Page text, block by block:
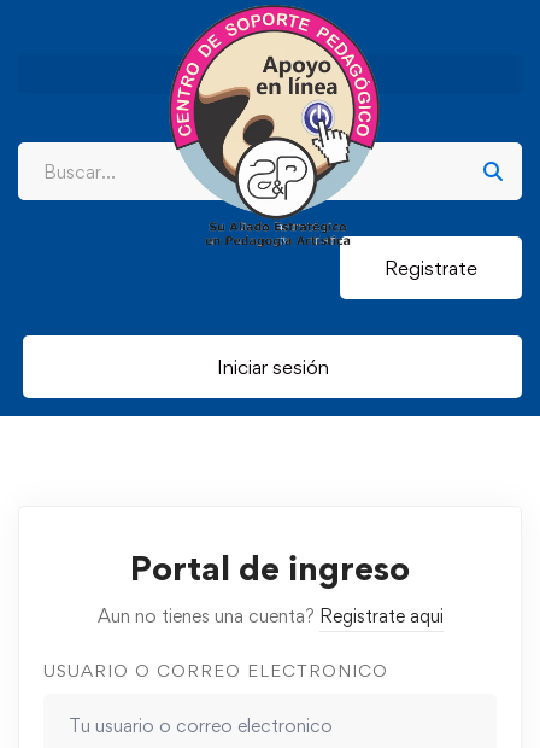
Registrate
Iniciar sesión
Portal de ingreso
Aun no tienes una cuenta? Registrate aqui
USUARIO O CORREO ELECTRONICO